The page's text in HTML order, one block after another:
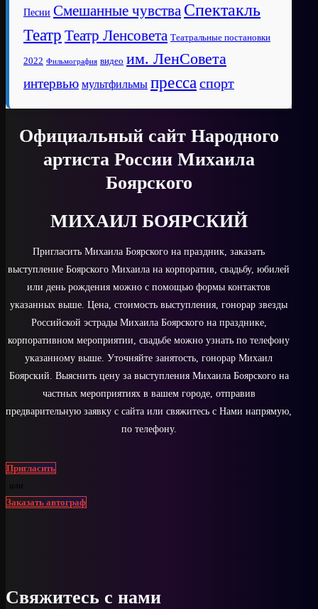
Песни Смешанные чувства Спектакль
Театр Театр Ленсовета Театральные постановки
2022 Фильмография видео им. ЛенСовета
интервью мультфильмы прессаспорт
Официальный сайт Народного
артиста России Михаила
Боярского
МИХАИЛ БОЯРСКИЙ
Пригласить Михаила Боярского на праздник, заказать
выступление Боярского Михаила на корпоратив, свадьбу, юбилей
или день рождения можно с помощью формы контактов
указанных выше. Цена, стоимость выступления, гонорар звезды
Российской эстрады Михаила Боярского на празднике,
корпоративном мероприятии, свадьбе можно узнать по телефону
указанному выше. Уточняйте занятость, гонорар Михаил
Боярский. Выяснить цену за выступления Михаила Боярского на
частных мероприятиях в вашем городе, отправив
предварительную заявку с сайта или свяжитесь с Нами напрямую,
по телефону.
Пригласить
или
Заказать автограф
Свяжитесь с нами